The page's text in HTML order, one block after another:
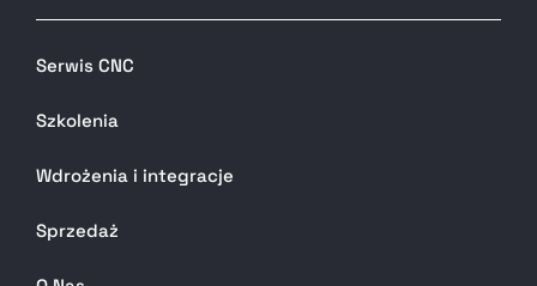
Serwis CNC
Szkolenia
Wdrożenia i integracje
Sprzedaż